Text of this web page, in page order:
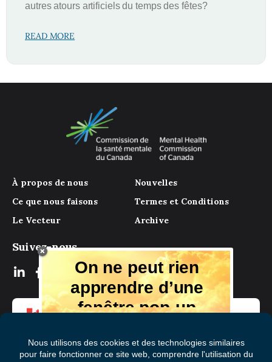
autres atours artificiels du temps des fêtes?
READ MORE
À propos de nous
Ce que nous faisons
Le Vecteur
Nouvelles
Termes et Conditions
Archive
Suivez-nous
On ne peut rien
apprendre d’une
fenêtre pop-up
et de ceux qui ont vécu l'expérience.
Recevez chaque mois des conseils et